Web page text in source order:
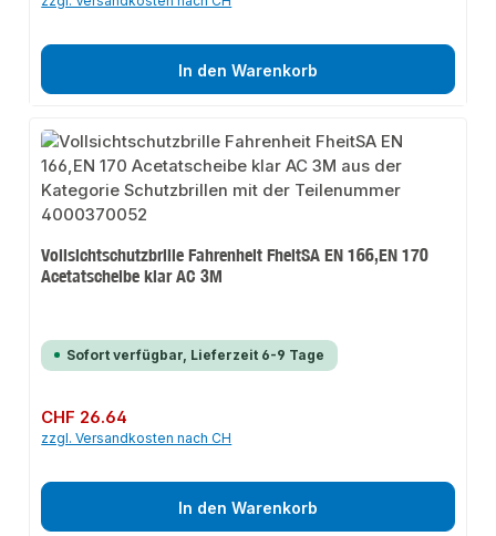
In den Warenkorb
Vollsichtschutzbrille Fahrenheit FheitSA EN 166,EN 170
Acetatscheibe klar AC 3M
Sofort verfügbar, Lieferzeit 6-9 Tage
Regulärer Preis:
CHF 26.64
zzgl. Versandkosten nach CH
In den Warenkorb